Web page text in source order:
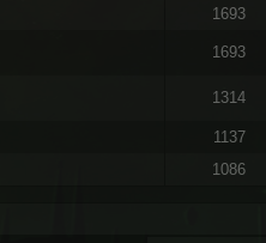
1693
1693
1314
1137
1086